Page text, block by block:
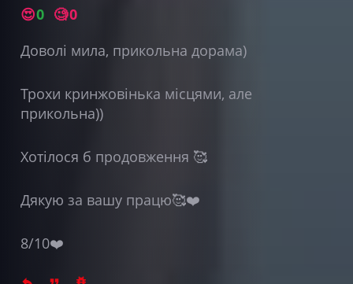
😍0 🧐0
Доволі мила, прикольна дорама)
Трохи кринжовінька місцями, але
прикольна))
Хотілося б продовження 🥰
Дякую за вашу працю🥰❤️
8/10❤️